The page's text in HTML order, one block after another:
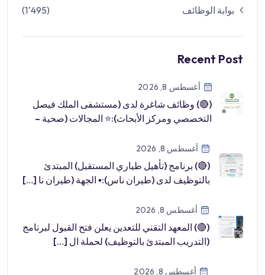
بوابة الوظائف (1٬495)
Recent Post
أغسطس 8, 2026
(🔴) وظائف شاغرة لدى (مستشفى الملك فيصل
التخصصي ومركز الأبحاث):⭐️ المجالات (صحية –
أغسطس 8, 2026
(🔴) برنامج (تأهيل طياري المستقبل) المبتدئ
بالتوظيف لدى (طيران ناس):▪️ الجهة (طيران نا […]
أغسطس 8, 2026
(🔴) المعهد التقني للتعدين يعلن فتح القبول لبرنامج
(التدريب المبتدئ بالتوظيف) لحملة ال […]
أغسطس 8, 2026